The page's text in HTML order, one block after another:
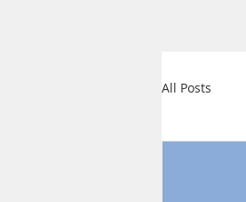
All Posts